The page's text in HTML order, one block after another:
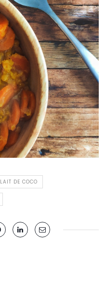
LAIT DE COCO